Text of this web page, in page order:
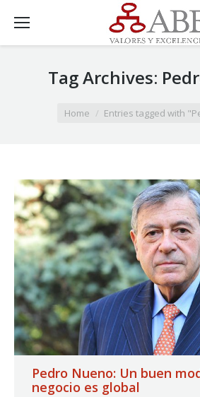
Tag Archives:
Home Entries tagged with
Pedro Nueno: Un buen
negocio es global